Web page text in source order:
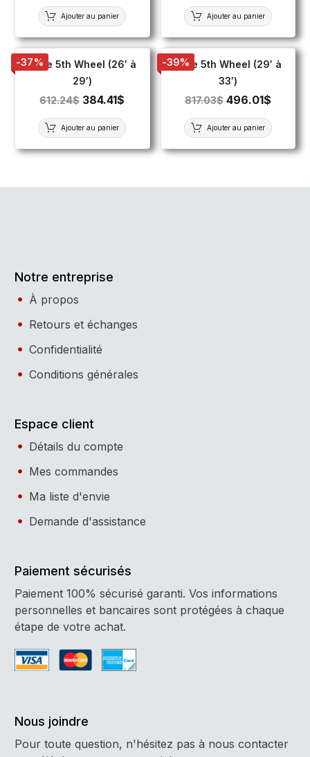
Ajouter au panier Ajouter au panier
-37%Toile 5th Wheel (26′ à
29′)
612.24$ 384.41$
Ajouter au panier
-39%
Toile 5th Wheel (29′ à
33′)
817.03$ 496.01$
Ajouter au panier
Notre entreprise
À propos
Retours et échanges
Confidentialité
Conditions générales
Espace client
Détails du compte
Mes commandes
Ma liste d'envie
Demande d'assistance
Paiement sécurisés
Paiement 100% sécurisé garanti. Vos informations
personnelles et bancaires sont protégées à chaque
étape de votre achat.
Nous joindre
Pour toute question, n'hésitez pas à nous contacter